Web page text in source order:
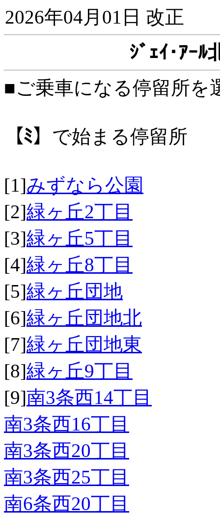
2026年04月01日 改正
ｼﾞｪｲ･ｱｰﾙ
■ご乗車になる停留所を
【ﾐ】 で始まる停留所
[1]みずなら公園
[2]緑ヶ丘2丁目
[3]緑ヶ丘5丁目
[4]緑ヶ丘8丁目
[5]緑ヶ丘団地
[6]緑ヶ丘団地北
[7]緑ヶ丘団地東
[8]緑ヶ丘9丁目
[9]南3条西14丁目
南3条西16丁目
南3条西20丁目
南3条西25丁目
南6条西20丁目